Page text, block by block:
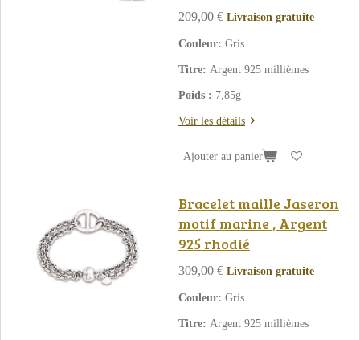
209,00 € Livraison gratuite
Couleur: Gris
Titre: Argent 925 millièmes
Poids : 7,85g
Voir les détails
Ajouter au panier
Bracelet maille Jaseron
motif marine , Argent
925 rhodié
309,00 € Livraison gratuite
Couleur: Gris
Titre: Argent 925 millièmes